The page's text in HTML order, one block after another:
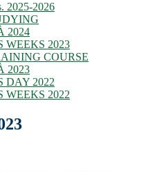
2025-2026
2024
WEEKS 2023
COURSE
2023
DAY 2022
WEEKS 2022